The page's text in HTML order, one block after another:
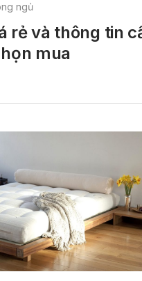
ngủ
rẻ và thông tin
mua